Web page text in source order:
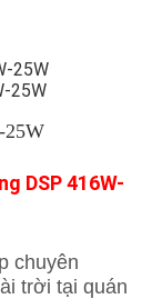
25W
DSP 416W-
chuyên
trời tại quán